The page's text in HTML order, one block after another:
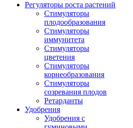
Регуляторы роста растений
Стимуляторы
плодообразования
Стимуляторы
иммунитета
Стимуляторы
цветения
Стимуляторы
корнеобразования
Стимуляторы
созревания плодов
Ретарданты
Удобрения
Удобрения с